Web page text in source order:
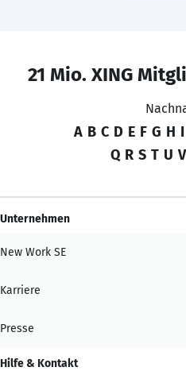
21 Mio. XING
A B C D E F G H I
Q R S T U V
Unternehmen
New Work SE
Karriere
Presse
Hilfe & Kontakt